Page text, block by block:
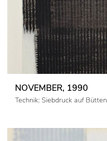
NOVEMBER, 1990
Technik: Siebdruck auf Bütten